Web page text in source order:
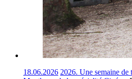
18.06.2026 2026. Une semaine de